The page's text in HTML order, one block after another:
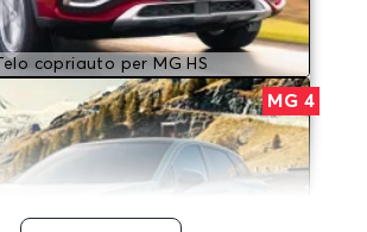
Telo copriauto per MG HS
MG 4